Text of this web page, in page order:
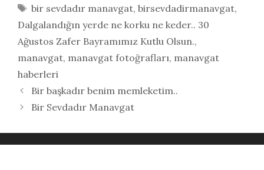
Etiketler
bir sevdadır manavgat, birsevdadirmanavgat,
Dalgalandığın yerde ne korku ne keder.. 30
Ağustos Zafer Bayramımız Kutlu Olsun.,
manavgat, manavgat fotoğrafları, manavgat
haberleri
Bir başkadır benim memleketim..
Bir Sevdadır Manavgat